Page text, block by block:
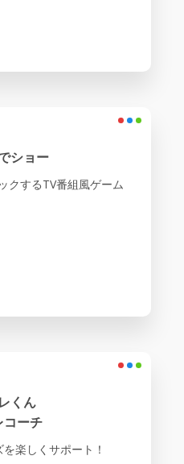
ショー
クするTV番組風ゲーム
くん
コーチ
楽しくサポート！